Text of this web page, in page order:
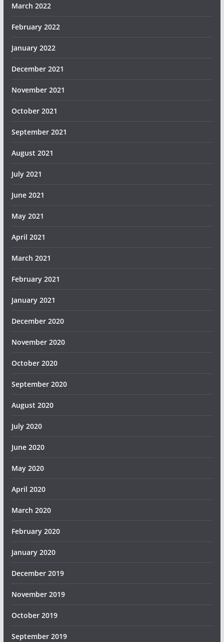
March 2022
February 2022
January 2022
December 2021
November 2021
October 2021
September 2021
August 2021
July 2021
June 2021
May 2021
April 2021
March 2021
February 2021
January 2021
December 2020
November 2020
October 2020
September 2020
August 2020
July 2020
June 2020
May 2020
April 2020
March 2020
February 2020
January 2020
December 2019
November 2019
October 2019
September 2019